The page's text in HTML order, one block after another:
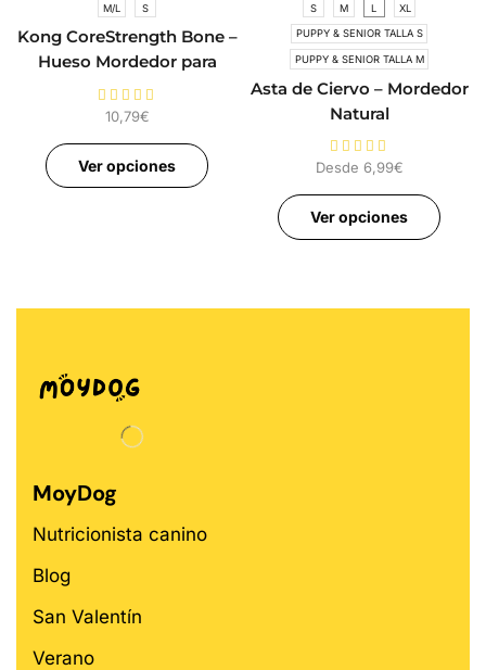
M/L S
Kong CoreStrength Bone –
Hueso Mordedor para
Perros
10,79€
Ver opciones
S M L XL
PUPPY & SENIOR TALLA S
PUPPY & SENIOR TALLA M
Asta de Ciervo – Mordedor
Natural
Desde 6,99€
Ver opciones
MoyDog
Nutricionista canino
Blog
San Valentín
Verano